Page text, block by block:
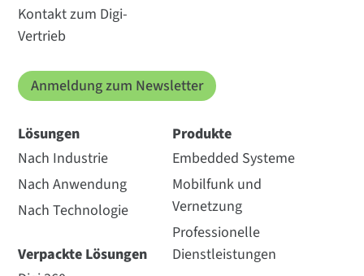
Kontakt zum Digi-
Vertrieb
Anmeldung zum Newsletter
Lösungen
Nach Industrie
Nach Anwendung
Nach Technologie
Verpackte Lösungen
Produkte
Embedded Systeme
Mobilfunk und
Vernetzung
Professionelle
Dienstleistungen